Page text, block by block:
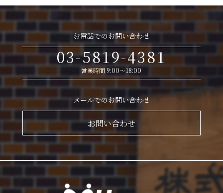
お電話でのお問い合わせ
03-5819-4381
営業時間 9:00～18:00
メールでのお問い合わせ
お問い合わせ